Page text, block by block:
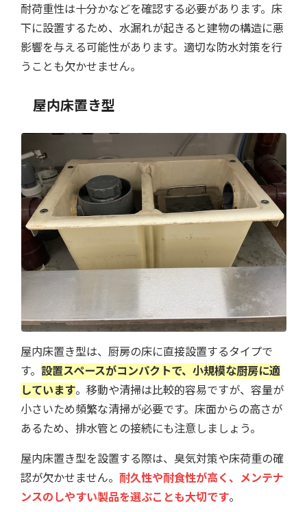
耐荷重性は十分かなどを確認する必要があります。床
下に設置するため、水漏れが起きると建物の構造に悪
影響を与える可能性があります。適切な防水対策を行
うことも欠かせません。
屋内床置き型
屋内床置き型は、厨房の床に直接設置するタイプで
す。設置スペースがコンパクトで、小規模な厨房に適
しています。移動や清掃は比較的容易ですが、容量が
小さいため頻繁な清掃が必要です。床面からの高さが
あるため、排水管との接続にも注意しましょう。
屋内床置き型を設置する際は、臭気対策や床荷重の確
認が欠かせません。耐久性や耐食性が高く、メンテナ
ンスのしやすい製品を選ぶことも大切です。